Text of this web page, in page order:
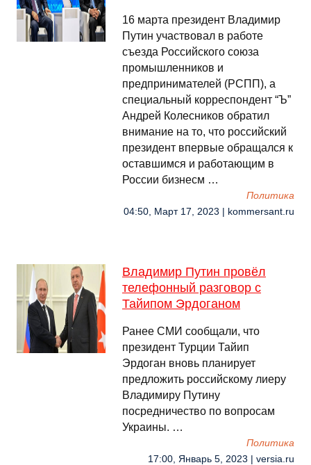
16 марта президент Владимир
Путин участвовал в работе
съезда Российского союза
промышленников и
предпринимателей (РСПП), а
специальный корреспондент “Ъ”
Андрей Колесников обратил
внимание на то, что российский
президент впервые обращался к
оставшимся и работающим в
России бизнесм …
Политика
04:50, Март 17, 2023 | kommersant.ru
Владимир Путин провёл
телефонный разговор с
Тайипом Эрдоганом
Ранее СМИ сообщали, что
президент Турции Тайип
Эрдоган вновь планирует
предложить российскому лиеру
Владимиру Путину
посредничество по вопросам
Украины. …
Политика
17:00, Январь 5, 2023 | versia.ru